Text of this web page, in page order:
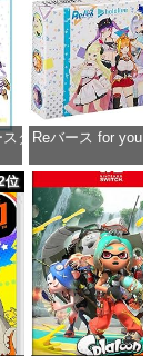
ロダクション ver.ホロ
ターパック ホロライ
Reバース for you
価格：
位